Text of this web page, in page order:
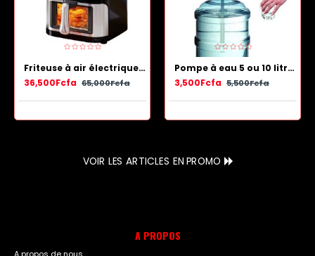
Friteuse à air électrique en acier inoxydable avec panier antiadhésif 13.5 L
36,500Fcfa 65,000Fcfa
Pompe à eau 5 ou 10 litres - Bleu Blanc
3,500Fcfa 5,500Fcfa
VOIR LES ARTICLES EN PROMO
A PROPOS